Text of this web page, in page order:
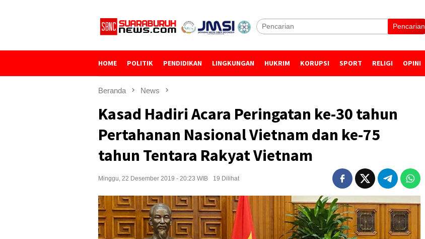
Pencarian
HOME POLITIK PENDIDIKAN LINGKUNGAN HUKRIM KORUPSI SPORT RELIGI OPINI
Beranda News
Kasad Hadiri Acara Peringatan ke-30 tahun
Pertahanan Nasional Vietnam dan ke-75
tahun Tentara Rakyat Vietnam
Minggu, 22 Desember 2019 - 20:23 WIB 19 Dilihat